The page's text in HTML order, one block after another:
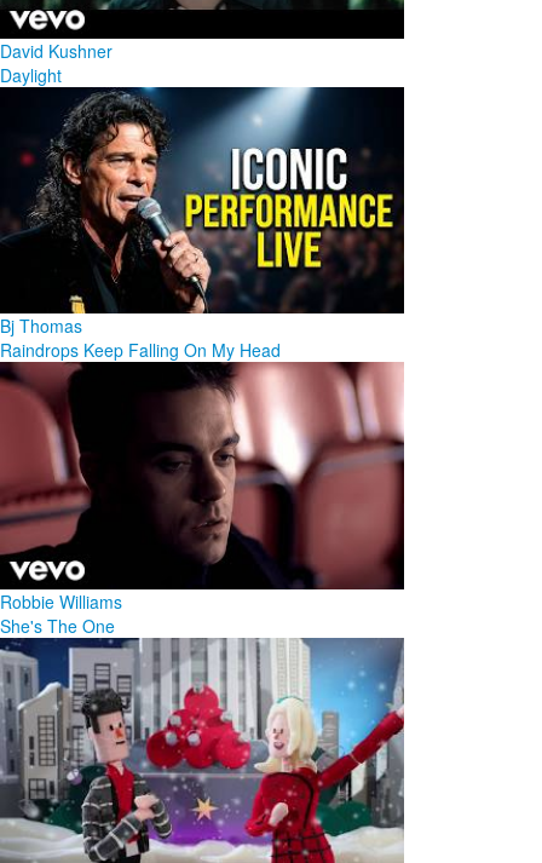
David Kushner
Daylight
Bj Thomas
Raindrops Keep Falling On My Head
Robbie Williams
She's The One